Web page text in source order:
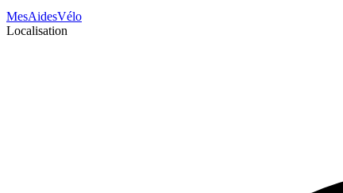
MesAidesVélo
Localisation